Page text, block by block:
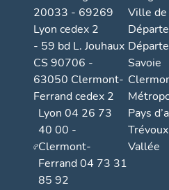
20033 - 69269
Lyon cedex 2
- 59 bd L. Jouhaux
CS 90706 -
63050 Clermont-
Ferrand cedex 2
Lyon 04 26 73
40 00 -
Clermont-
Ferrand 04 73 31
85 92
Ville de
Savoie
Pays
Vallée